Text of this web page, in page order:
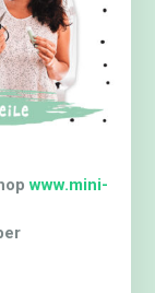
www.mini-